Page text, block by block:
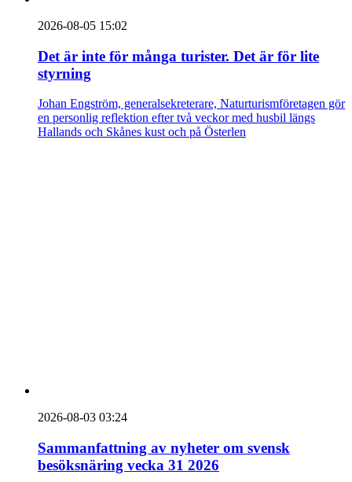
2026-08-05 15:02
Det är inte för många turister. Det är för lite
styrning
Johan Engström, generalsekreterare, Naturturismföretagen gör
en personlig reflektion efter två veckor med husbil längs
Hallands och Skånes kust och på Österlen
2026-08-03 03:24
Sammanfattning av nyheter om svensk
besöksnäring vecka 31 2026